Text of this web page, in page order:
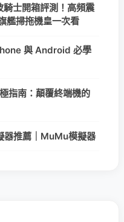
士開箱評測！高頻震
艦掃拖機皇一次看
與 Android 必學
指南：顛覆終端機的
器推薦｜MuMu模擬器